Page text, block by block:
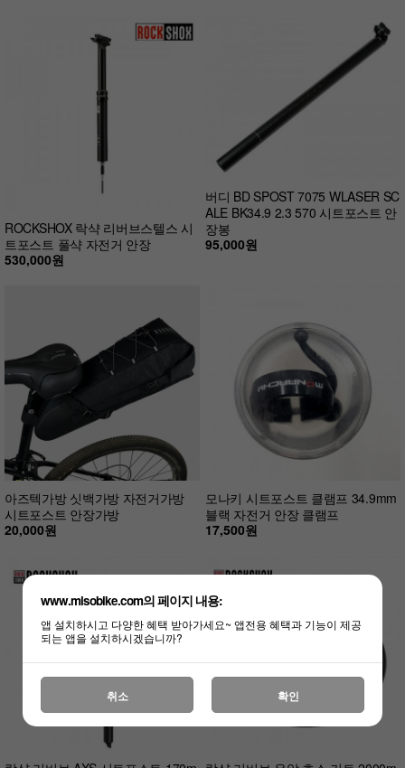
ROCKSHOX 락샥 리버브스텔스 시
트포스트 풀샥 자전거 안장
530,000원
버디 BD SPOST 7075 WLASER SC
ALE BK34.9 2.3 570 시트포스트 안
장봉
95,000원
아즈텍가방 싯백가방 자전거가방
시트포스트 안장가방
20,000원
모나키 시트포스트 클램프 34.9mm
블랙 자전거 안장 클램프
17,500원
www.misobike.com의 페이지 내용:
앱 설치하시고 다양한 혜택 받아가세요~ 앱전용 혜택과 기능이 제공
되는 앱을 설치하시겠습니까?
취소 확인